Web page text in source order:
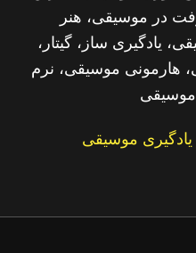
در موسیقی، هنر
یادگیری ساز، گیتار،
هارمونی موسیقی، نرم‌
موسیقی
موسیقی